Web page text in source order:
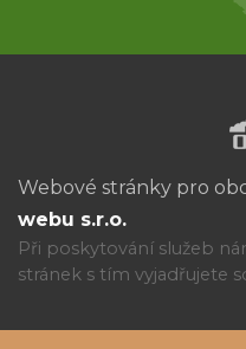
Webové stránky pro
webu s.r.o.
Při poskytování služeb
stránek s tím vyjadřujete